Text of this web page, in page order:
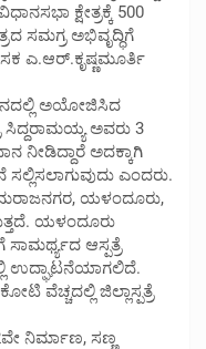
ಕ್ಷೇತ್ರಕ್ಕೆ 500
ಸಮಗ್ರ ಅಭಿವೃದ್ಧಿಗೆ
ಎ.ಆರ್.ಕೃಷ್ಣಮೂರ್ತಿ
ಅಯೋಜಿಸಿದ
ಸಿದ್ದರಾಮಯ್ಯ ಅವರು 3
ನೀಡಿದ್ದಾರೆ ಅದಕ್ಕಾಗಿ
ಎಂದರು.
ಯಳಂದೂರು,
ಯಳಂದೂರು
ಆಸ್ಪತ್ರೆ
ಉದ್ಘಾಟನೆಯಾಗಲಿದೆ.
ವೆಚ್ಚದಲ್ಲಿ ಜಿಲ್ಲಾಸ್ಪತ್ರೆ
ನಿರ್ಮಾಣ, ಸಣ್ಣ